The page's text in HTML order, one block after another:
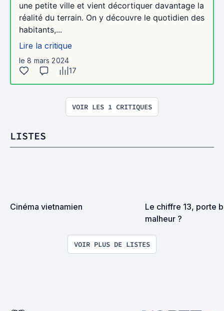
une petite ville et vient décortiquer davantage la
réalité du terrain. On y découvre le quotidien des
habitants,...
Lire la critique
le 8 mars 2024
17
VOIR LES 1 CRITIQUES
LISTES
Cinéma vietnamien
Le chiffre 13, porte
malheur ?
VOIR PLUS DE LISTES